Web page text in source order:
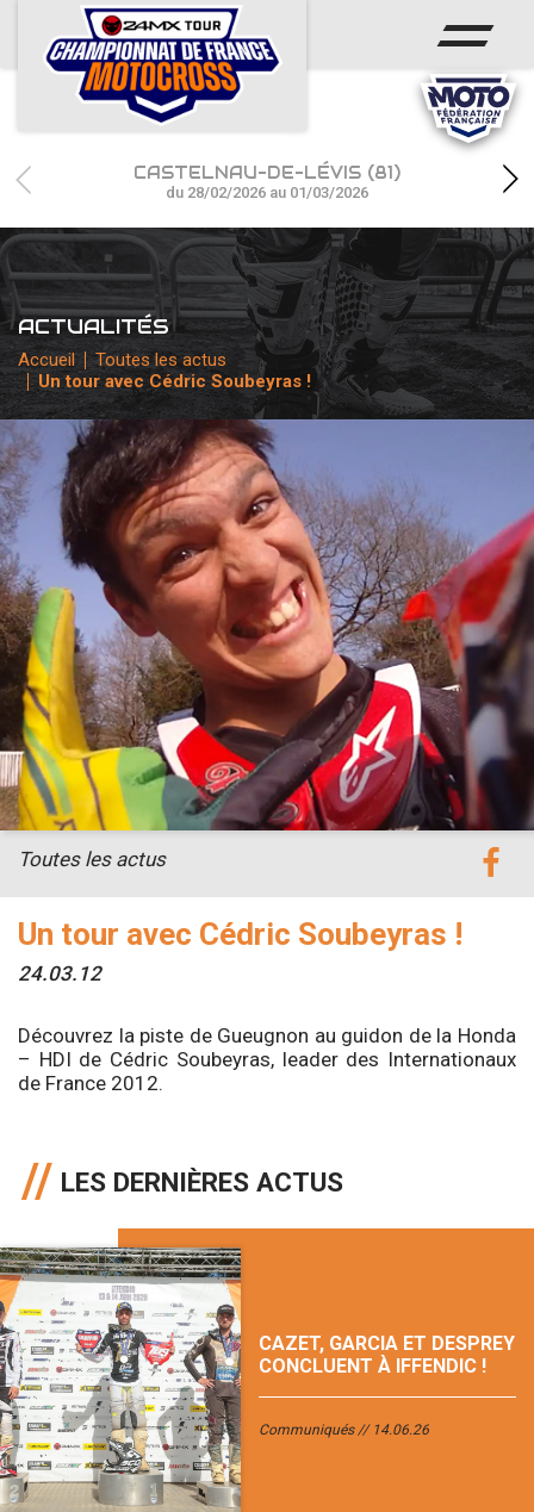
ACCUEIL
ACTUS
CALENDRIER
RÉSULTATS
PHOTOS / WEB TV
CHAMPIONNAT
PARTENAIRES
accéder à la billetterie
CASTELNAU-DE-LÉVIS (81)
du 28/02/2026 au 01/03/2026
ACTUALITÉS
Accueil
Toutes les actus
Un tour avec Cédric Soubeyras !
Un tour avec Cédric Soubeyras !
24.03.12
Toutes les actus
Découvrez la piste de Gueugnon au guidon de la Honda
– HDI de Cédric Soubeyras, leader des Internationaux
de France 2012.
LES DERNIÈRES ACTUS
CAZET, GARCIA ET DESPREY
CONCLUENT À IFFENDIC !
Communiqués 14.06.26